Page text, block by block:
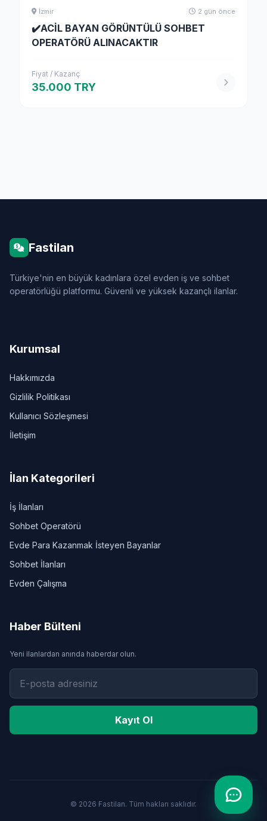
İzmir 2 gün önce
✔️ACİL BAYAN GÖRÜNTÜLÜ SOHBET
OPERATÖRÜ ALINACAKTIR
Fiyat / Kazanç
35.000 TRY
Fastilan
Türkiye'nin en büyük kadınlara özel evden iş ve sohbet
operatörlüğü platformu. Güvenli ve yüksek kazançlı ilanlar.
Kurumsal
Hakkımızda
Gizlilik Politikası
Kullanıcı Sözleşmesi
İletişim
İlan Kategorileri
İş İlanları
Sohbet Operatörü
Evde Para Kazanmak İsteyen Bayanlar
Sohbet İlanları
Evden Çalışma
Haber Bülteni
Yeni ilanlardan anında haberdar olun.
Kayıt Ol
© 2026 Fastilan. Tüm hakları saklıdır.